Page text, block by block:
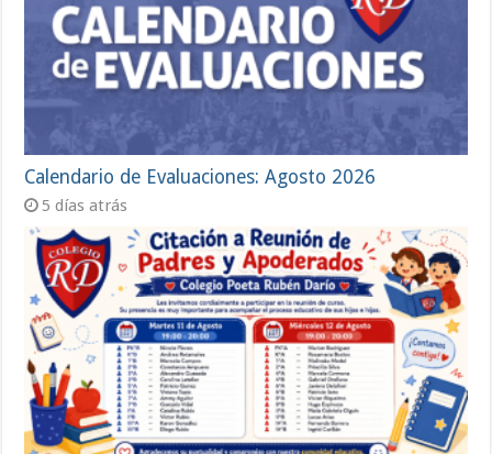
Calendario de Evaluaciones: Agosto 2026
5 días atrás